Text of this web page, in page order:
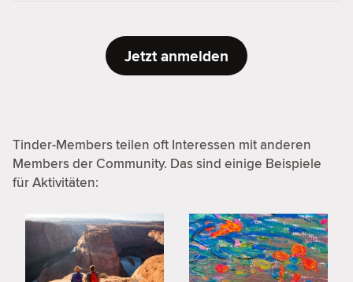
Jetzt anmelden
Tinder-Members teilen oft Interessen mit anderen
Members der Community. Das sind einige Beispiele
für Aktivitäten: